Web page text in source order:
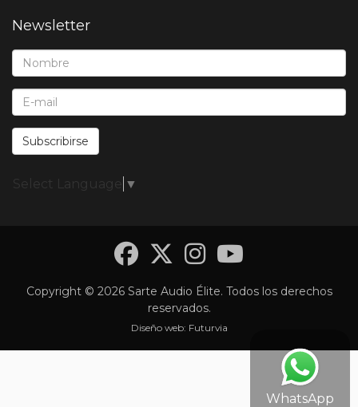
Newsletter
Nombre*:
E-Mail*:
Subscribirse
Select Language ▼
Facebook
Twitter
Copyright © 2026 Sarte Audio Élite. Todos los derechos
reservados.
Diseño web: Futurvia
WhatsApp